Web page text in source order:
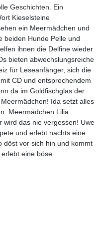
Geschichten. Ein
Kieselsteine
ein Meermädchen und
beiden Hunde Pelle und
ihnen die Delfine wieder
bieten abwechslungsreiche
für Leseanfänger, sich die
CD und entsprechendem
da im Goldfischglas der
Ida setzt alles
Meermädchen Lilia
wird das nie vergessen! Uwe
und erlebt nachts eine
döst vor sich hin und kommt
eine böse